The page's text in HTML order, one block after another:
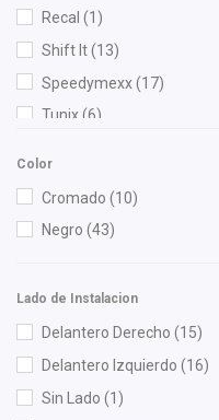
Recal (1)
Shift It(13)
Speedymexx(17)
Tunix(6)
Color
Cromado (10)
Negro (43)
Lado de Instalacion
Delantero Derecho (15)
Delantero Izquierdo (16)
Sin Lado (1)